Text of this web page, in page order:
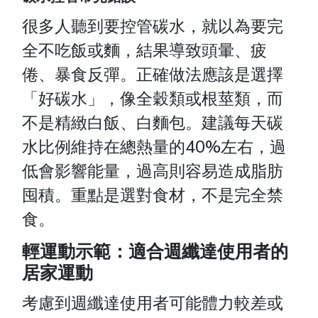
很多人聽到要控管碳水，就以為要完
全不吃飯或麵，結果導致頭暈、疲
倦、暴食反彈。正確做法應該是選擇
「好碳水」，像全穀類或根莖類，而
不是精緻白飯、白麵包。建議每天碳
水比例維持在總熱量的40%左右，過
低會影響能量，過高則容易造成脂肪
囤積。重點是選對食材，不是完全禁
食。
輕運動示範：適合週纖達使用者的
居家運動
考慮到週纖達使用者可能體力較差或